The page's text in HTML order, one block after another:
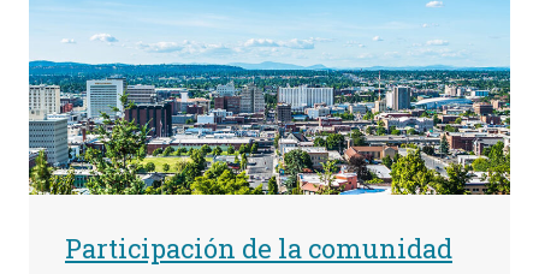
Participación de la comunidad